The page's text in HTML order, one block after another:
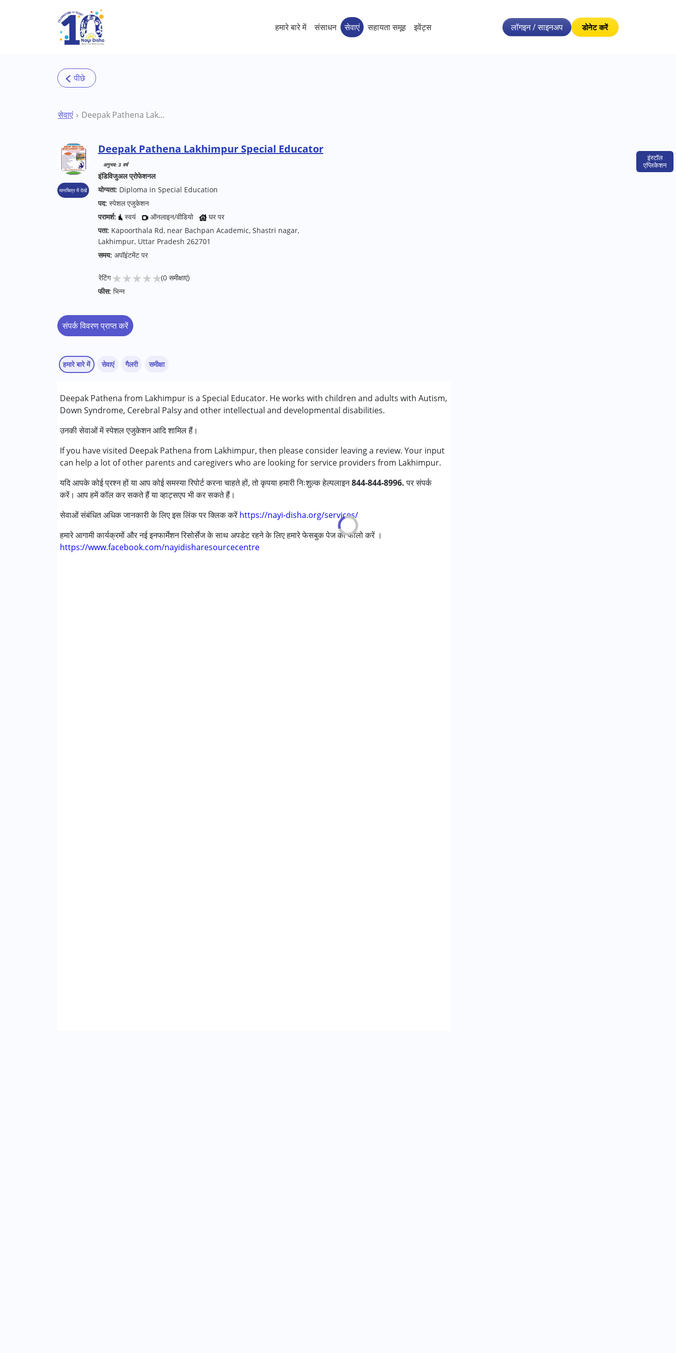
Skip to main content
इंस्टॉल
एप्लिकेशन
हमारे बारे में संसाधन सेवाएं सहायता समूह इवेंट्स लॉगइन / साइनअप डोनेट करें
सेवाएं Deepak Pathena Lakhimpur Special Educator
मानचित्र में देखें
Deepak Pathena Lakhimpur Special Educator
अनुभव: 3 वर्ष
इंडिविजुअल प्रोफेशनल
योग्यता: Diploma in Special Education
पद: स्पेशल एजुकेशन
परामर्श:
स्वयं ऑनलाइन/वीडियो
घर पर
पता: Kapoorthala Rd, near Bachpan Academic, Shastri nagar,
Lakhimpur, Uttar Pradesh 262701
समय: अपॉइंटमेंट पर
रेटिंग ★★★★★(0 समीक्षाएं)
फीस: भिन्न
संपर्क विवरण प्राप्त करें
हमारे बारे में
Deepak Pathena from Lakhimpur is a Special Educator. He works with children and adults with Autism,
Down Syndrome, Cerebral Palsy and other intellectual and developmental disabilities.
उनकी सेवाओं में स्पेशल एजुकेशन आदि शामिल हैं।
If you have visited Deepak Pathena from Lakhimpur, then please consider leaving a review. Your input
can help a lot of other parents and caregivers who are looking for service providers from Lakhimpur.
यदि आपके कोई प्रश्न हों या आप कोई समस्या रिपोर्ट करना चाहते हों, तो कृपया हमारी निःशुल्क हेल्पलाइन844-844-8996.पर संपर्क
करें। आप हमें कॉल कर सकते हैं या व्हाट्सएप भी कर सकते हैं।
सेवाओं संबंधित अधिक जानकारी के लिए इस लिंक पर क्लिक करें https://nayi-disha.org/services/
हमारे आगामी कार्यक्रमों और नई इनफार्मेशन रिसोर्सेज के साथ अपडेट रहने के लिए हमारे फेसबुक पेज को फॉलो करें ।
https://www.facebook.com/nayidisharesourcecentre
सेवाएं
स्पेशल एजुकेशन
निम्नलिखित विकलांगता संबंधित सेवाएं उपलब्ध :
अटेंशन डेफिसिट (हाइपरएक्टिविटी) डिसऑर्डर (एडीडी/एडीएचडी)
ऑटिज्म स्पेक्ट्रम डिसऑर्डर (ए एस डी )
सेरब्रल पाल्सी (सी पी )
ग्लोबल डेवलपमेंटल डिले (एर्लियर टर्म वाज़ एमआर)
लर्निंग डिसेबिलिटीज़ (एलडी)
सेंसरी प्रोसेसिंग डिसऑर्डर (SPD)
आयु वर्ग :0 - 5 years ,6 - 12 years ,13 - 17 years ,above 18 years
लिंगमहिला, पुरुष
गैलरी समीक्षा